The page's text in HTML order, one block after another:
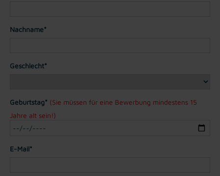
Nachname*
Geschlecht*
Geburtstag* (Sie müssen für eine Bewerbung mindestens 15
Jahre alt sein!)
E-Mail*